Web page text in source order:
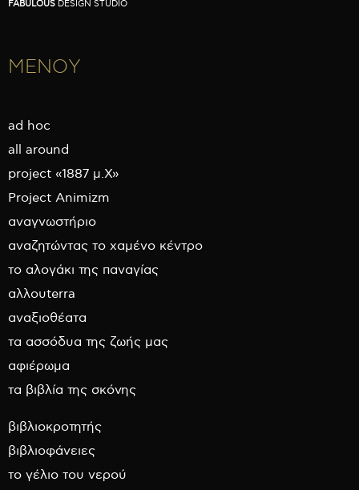
FABULOUS DESIGN STUDIO
ΜΕΝΟΥ
ad hoc
all around
project «1887 μ.Χ»
Project Animizm
αναγνωστήριο
αναζητώντας το χαμένο κέντρο
το αλογάκι της παναγίας
αλλουterra
αναξιοθέατα
τα ασσόδυα της ζωής μας
αφιέρωμα
τα βιβλία της σκόνης
βιβλιοκροτητής
βιβλιοφάνειες
το γέλιο του νερού